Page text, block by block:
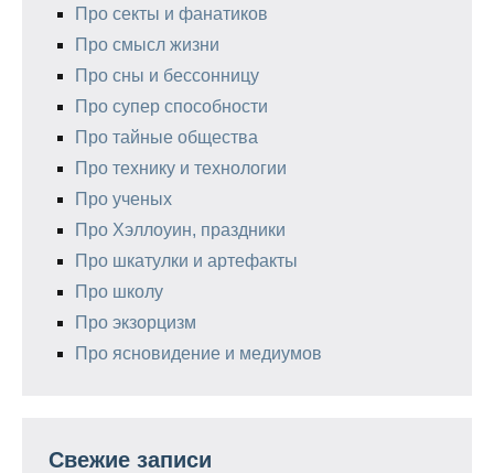
Про секты и фанатиков
Про смысл жизни
Про сны и бессонницу
Про супер способности
Про тайные общества
Про технику и технологии
Про ученых
Про Хэллоуин, праздники
Про шкатулки и артефакты
Про школу
Про экзорцизм
Про ясновидение и медиумов
Свежие записи